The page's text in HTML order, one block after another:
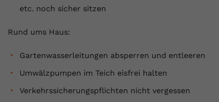
etc. noch sicher sitzen
Rund ums Haus:
Gartenwasserleitungen absperren und entleeren
Umwälzpumpen im Teich eisfrei halten
Verkehrssicherungspflichten nicht vergessen